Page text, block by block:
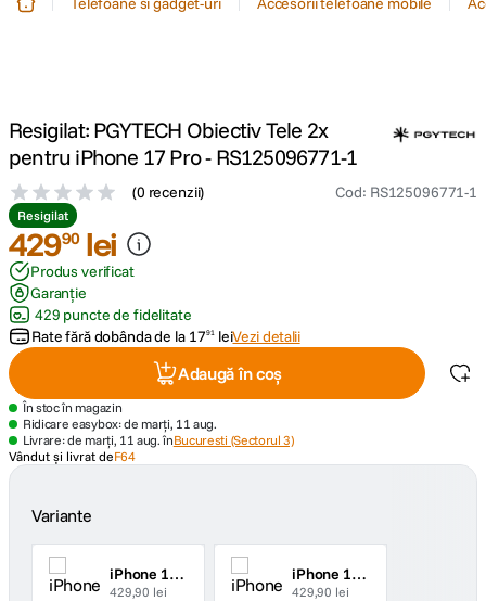
3 trepied telefon
4. peak design
5. canon sx740 hs
6. lavaliera
sony fx
8. card memorie
9. dji mic mini
10. dji osmo
Resigilat: PGYTECH Obiectiv Tele 2x
pentru iPhone 17 Pro - RS125096771-1
(0 recenzii) Cod: RS125096771-1
Resigilat
42990 lei
Produs verificat
Garanție
429 puncte de fidelitate
Rate fără dobânda de la 1791 leiVezi detalii
Adaugă în coș
În stoc în magazin
Ridicare easybox: de marți, 11 aug.
Livrare: de marți, 11 aug. înBucuresti (Sectorul 3)
Vândut și livrat deF64
Variante
iPhone 17 Pro Max
429,90 lei
iPhone 17 Pro
429,90 lei